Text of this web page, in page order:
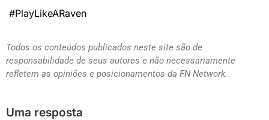
#PlayLikeARaven
Todos os conteúdos publicados neste site são de
responsabilidade de seus autores e não necessariamente
refletem as opiniões e posicionamentos da FN Network.
Uma resposta